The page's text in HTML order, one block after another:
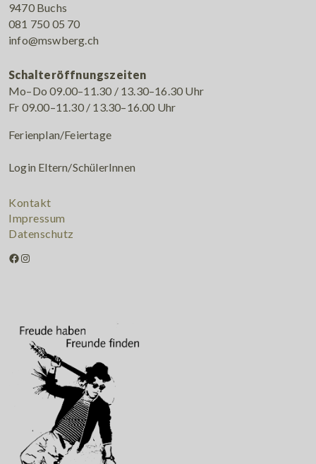
9470 Buchs
081 750 05 70
info@mswberg.ch
Schalteröffnungszeiten
Mo–Do 09.00–11.30 / 13.30–16.30 Uhr
Fr 09.00–11.30 / 13.30–16.00 Uhr
Ferienplan/Feiertage
Login Eltern/SchülerInnen
Kontakt
Impressum
Datenschutz
Facebook Instagram